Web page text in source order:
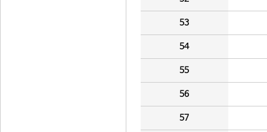
53
54
55
56
57